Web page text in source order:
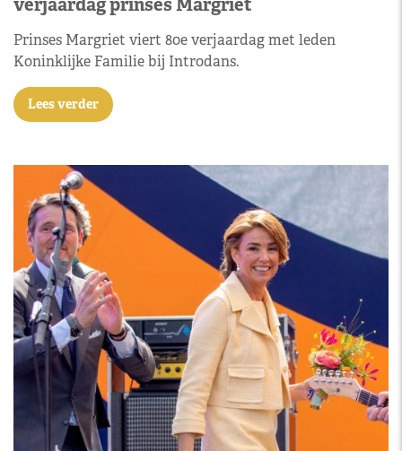
Prinses Margriet viert 80e verjaardag met leden
Koninklijke Familie bij Introdans.
Lees verder